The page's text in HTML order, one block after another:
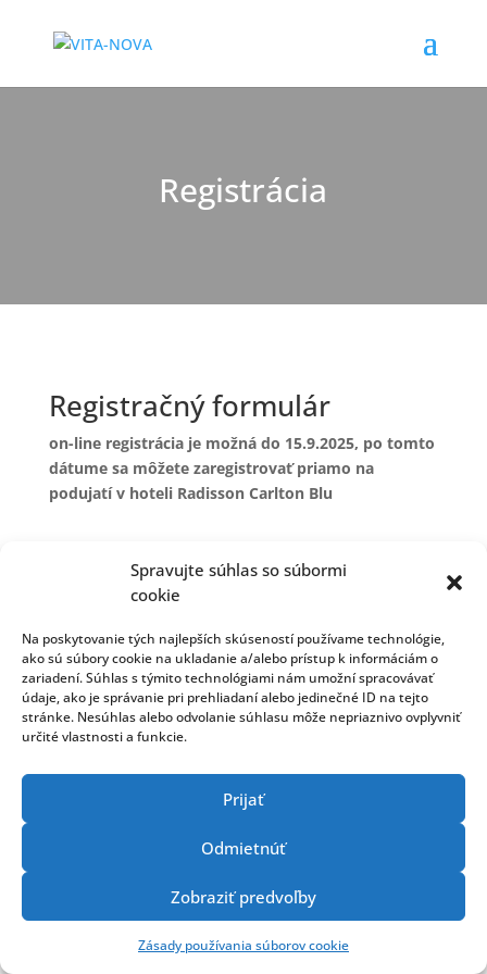
Spravujte súhlas so súbormi
cookie
Na poskytovanie tých najlepších skúseností používame technológie,
ako sú súbory cookie na ukladanie a/alebo prístup k informáciám o
zariadení. Súhlas s týmito technológiami nám umožní spracovávať
údaje, ako je správanie pri prehliadaní alebo jedinečné ID na tejto
stránke. Nesúhlas alebo odvolanie súhlasu môže nepriaznivo ovplyvniť
určité vlastnosti a funkcie.
Prijať
Odmietnúť
Zobraziť predvoľby
Zásady používania súborov cookie
Registrácia
Registračný formulár
on-line registrácia je možná do 15.9.2025, po tomto
dátume sa môžete zaregistrovaťpriamo na
podujatí v hoteli Radisson Carlton Blu
Navrhol/NavrhlaElegant Themes| Aktivované od
WordPress